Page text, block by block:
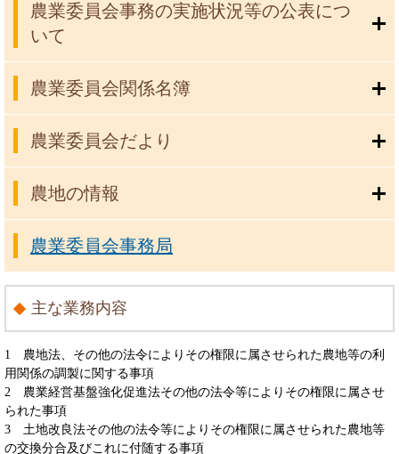
農業委員会事務の実施状況等の公表につ
いて
農業委員会関係名簿
農業委員会だより
農地の情報
農業委員会事務局
主な業務内容
1 農地法、その他の法令によりその権限に属させられた農地等の利
用関係の調製に関する事項
2 農業経営基盤強化促進法その他の法令等によりその権限に属させ
られた事項
3 土地改良法その他の法令等によりその権限に属させられた農地等
の交換分合及びこれに付随する事項